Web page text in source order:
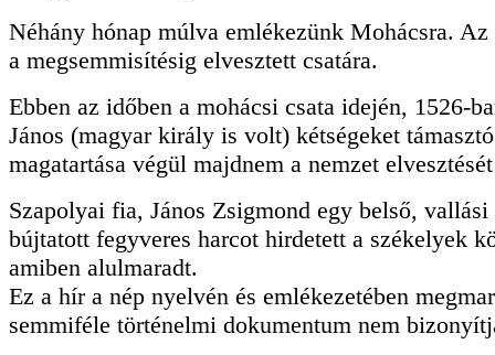
Néhány hónap múlva emlékezünk Mohácsra.
a megsemmisítésig elvesztett csatára.
Ebben az időben a mohácsi csata idején, 1526-
János (magyar király is volt) kétségeket támasztó
magatartása végül majdnem a nemzet
Szapolyai fia, János Zsigmond egy belső, vallási
bújtatott fegyveres harcot hirdetett a székelyek
amiben alulmaradt.
Ez a hír a nép nyelvén és emlékezetében
semmiféle történelmi dokumentum nem